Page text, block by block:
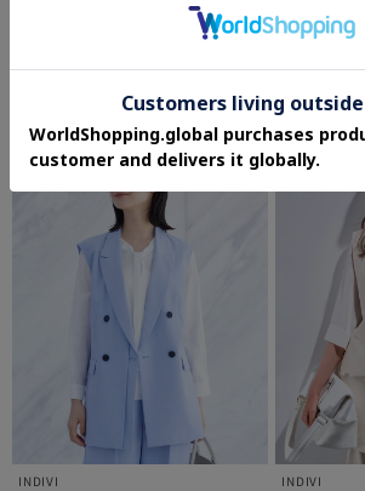
【羽織るだけでお洒落】カールエコ
ジャケット
さらに
INDIVI
INDIVI